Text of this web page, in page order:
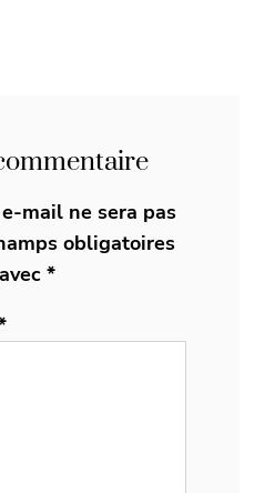
mail ne sera pas
obligatoires
*